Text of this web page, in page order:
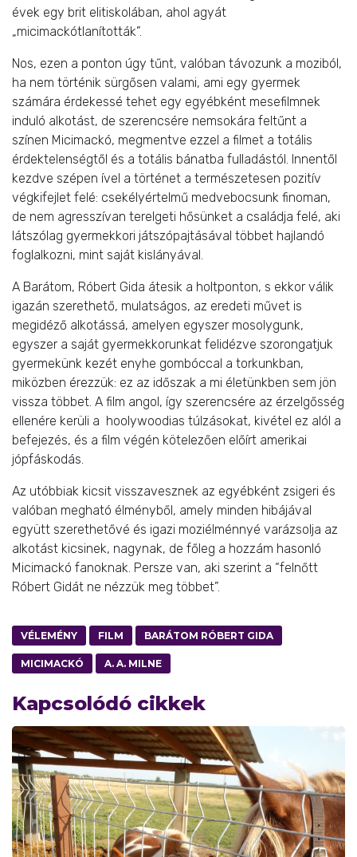
évek egy brit elitiskolában, ahol agyát
„micimackótlanították”.
Nos, ezen a ponton úgy tűnt, valóban távozunk a moziból,
ha nem történik sürgősen valami, ami egy gyermek
számára érdekessé tehet egy egyébként mesefilmnek
induló alkotást, de szerencsére nemsokára feltűnt a
színen Micimackó, megmentve ezzel a filmet a totális
érdektelenségtől és a totális bánatba fulladástól. Innentől
kezdve szépen ível a történet a természetesen pozitív
végkifejlet felé: csekélyértelmű medvebocsunk finoman,
de nem agresszívan terelgeti hősünket a családja felé, aki
látszólag gyermekkori játszópajtásával többet hajlandó
foglalkozni, mint saját kislányával.
A Barátom, Róbert Gida átesik a holtponton, s ekkor válik
igazán szerethető, mulatságos, az eredeti művet is
megidéző alkotássá, amelyen egyszer mosolygunk,
egyszer a saját gyermekkorunkat felidézve szorongatjuk
gyermekünk kezét enyhe gombóccal a torkunkban,
miközben érezzük: ez az időszak a mi életünkben sem jön
vissza többet. A film angol, így szerencsére az érzelgősség
ellenére kerüli a hoolywoodias túlzásokat, kivétel ez alól a
befejezés, és a film végén kötelezően előírt amerikai
jópfáskodás.
Az utóbbiak kicsit visszavesznek az egyébként zsigeri és
valóban megható élményből, amely minden hibájával
együtt szerethetővé és igazi moziélménnyé varázsolja az
alkotást kicsinek, nagynak, de főleg a hozzám hasonló
Micimackó fanoknak. Persze van, aki szerint a “felnőtt
Róbert Gidát ne nézzük meg többet”.
VÉLEMÉNY FILM BARÁTOM RÓBERT GIDA
MICIMACKÓ A. A. MILNE
Kapcsolódó cikkek